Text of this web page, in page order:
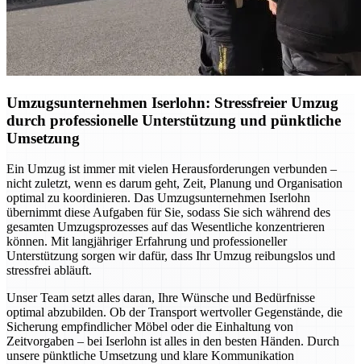
Umzugsunternehmen Iserlohn: Stressfreier Umzug
durch professionelle Unterstützung und pünktliche
Umsetzung
Ein Umzug ist immer mit vielen Herausforderungen verbunden –
nicht zuletzt, wenn es darum geht, Zeit, Planung und Organisation
optimal zu koordinieren. Das Umzugsunternehmen Iserlohn
übernimmt diese Aufgaben für Sie, sodass Sie sich während des
gesamten Umzugsprozesses auf das Wesentliche konzentrieren
können. Mit langjähriger Erfahrung und professioneller
Unterstützung sorgen wir dafür, dass Ihr Umzug reibungslos und
stressfrei abläuft.
Unser Team setzt alles daran, Ihre Wünsche und Bedürfnisse
optimal abzubilden. Ob der Transport wertvoller Gegenstände, die
Sicherung empfindlicher Möbel oder die Einhaltung von
Zeitvorgaben – bei Iserlohn ist alles in den besten Händen. Durch
unsere pünktliche Umsetzung und klare Kommunikation